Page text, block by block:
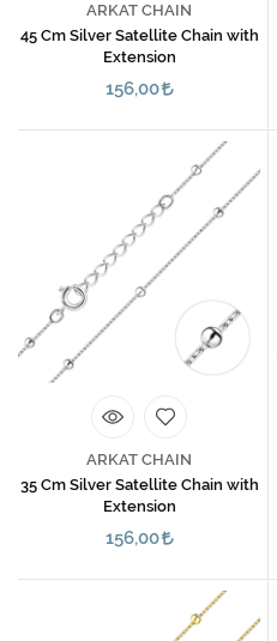
ARKAT CHAIN
45 Cm Silver Satellite Chain with
Extension
156,00
ARKAT CHAIN
35 Cm Silver Satellite Chain with
Extension
156,00